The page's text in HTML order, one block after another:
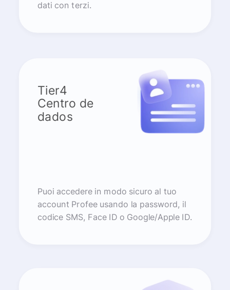
dati con terzi.
Tier4
Centro de
dados
Puoi accedere in modo sicuro al tuo
account Profee usando la password, il
codice SMS, Face ID o Google/Apple ID.